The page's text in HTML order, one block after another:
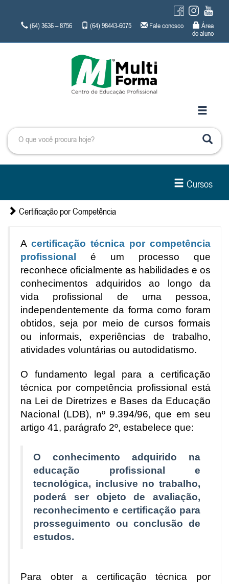
(64) 3636 – 8756 (64) 98443-6075 Fale conosco
Área
do aluno
Cursos
Certificação por Competência
A certificação técnica por competência
profissional
é um processo que
reconhece oficialmente as habilidades e os
conhecimentos adquiridos ao longo da
vida profissional de uma pessoa,
independentemente da forma como foram
obtidos, seja por meio de cursos formais
ou informais, experiências de trabalho,
atividades voluntárias ou autodidatismo.
O fundamento legal para a certificação
técnica por competência profissional está
na Lei de Diretrizes e Bases da Educação
Nacional (LDB), nº 9.394/96, que em seu
artigo 41, parágrafo 2º, estabelece que:
O conhecimento adquirido na
educação profissional e
tecnológica, inclusive no trabalho,
poderá ser objeto de avaliação,
reconhecimento e certificação para
prosseguimento ou conclusão de
estudos.
Para obter a certificação técnica por